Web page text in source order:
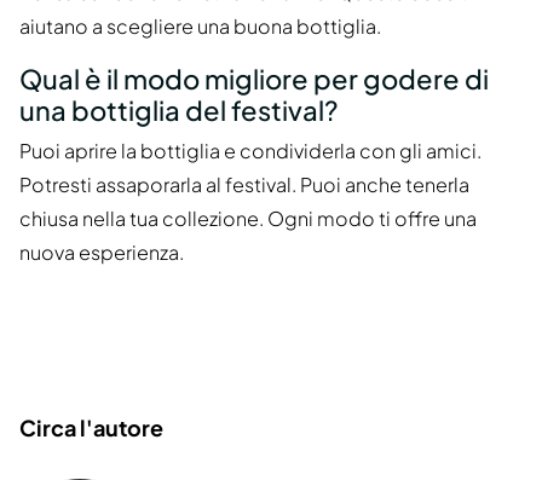
aiutano a scegliere una buona bottiglia.
Qual è il modo migliore per godere di
una bottiglia del festival?
Puoi aprire la bottiglia e condividerla con gli amici.
Potresti assaporarla al festival. Puoi anche tenerla
chiusa nella tua collezione. Ogni modo ti offre una
nuova esperienza.
Circa l'autore